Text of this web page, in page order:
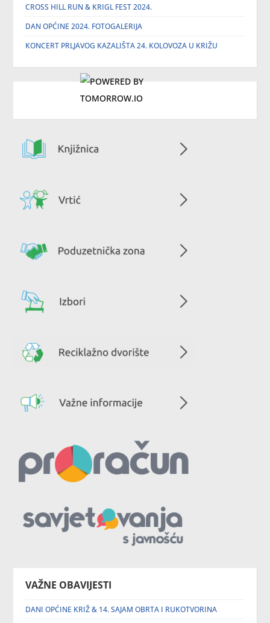
CROSS HILL RUN & KRIGL FEST 2024.
DAN OPĆINE 2024. FOTOGALERIJA
KONCERT PRLJAVOG KAZALIŠTA 24. KOLOVOZA U KRIŽU
VAŽNE OBAVIJESTI
DANI OPĆINE KRIŽ & 14. SAJAM OBRTA I RUKOTVORINA